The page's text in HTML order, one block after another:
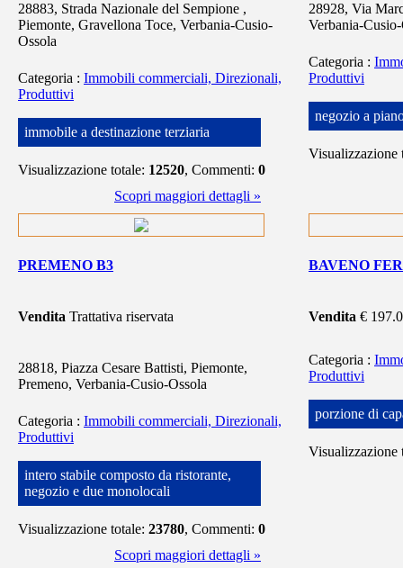
28883, Strada Nazionale del Sempione ,
Piemonte, Gravellona Toce, Verbania-Cusio-
Ossola
Categoria : Immobili commerciali, Direzionali,
Produttivi
immobile a destinazione terziaria
Visualizzazione totale: 12520, Commenti: 0
Scopri maggiori dettagli »
28928, Via
Verbania-
Categoria :
Produttivi
negozio a
Visualizzazione
PREMENO B3
Vendita Trattativa riservata
28818, Piazza Cesare Battisti, Piemonte,
Premeno, Verbania-Cusio-Ossola
Categoria : Immobili commerciali, Direzionali,
Produttivi
intero stabile composto da ristorante,
negozio e due monolocali
Visualizzazione totale: 23780, Commenti: 0
Scopri maggiori dettagli »
BAVENO
Vendita €
Categoria :
Produttivi
porzione di
Visualizzazione